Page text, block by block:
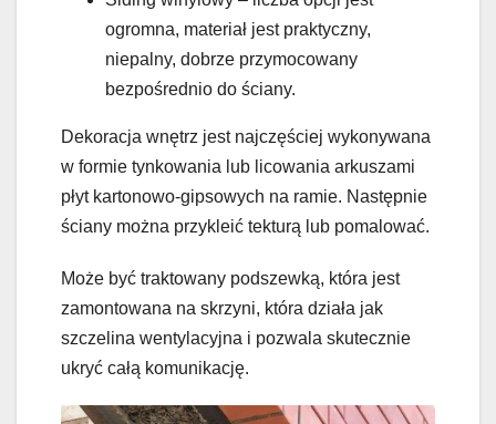
ogromna, materiał jest praktyczny,
niepalny, dobrze przymocowany
bezpośrednio do ściany.
Dekoracja wnętrz jest najczęściej wykonywana
w formie tynkowania lub licowania arkuszami
płyt kartonowo-gipsowych na ramie. Następnie
ściany można przykleić tekturą lub pomalować.
Może być traktowany podszewką, która jest
zamontowana na skrzyni, która działa jak
szczelina wentylacyjna i pozwala skutecznie
ukryć całą komunikację.